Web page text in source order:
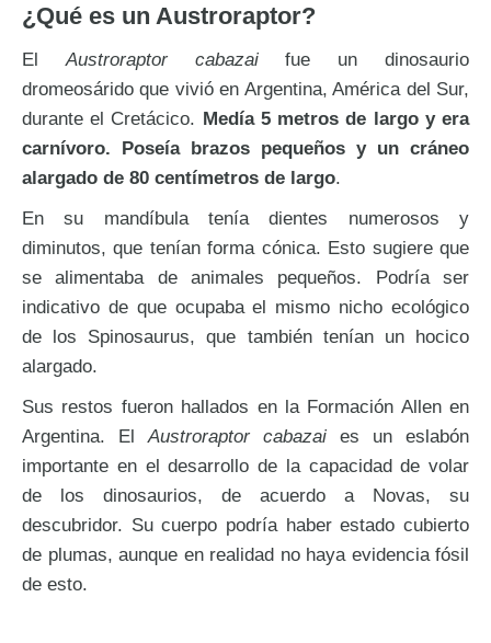
¿Qué es un Austroraptor?
ElAustroraptor cabazaifue un dinosaurio
dromeosárido que vivió en Argentina, América del Sur,
durante el Cretácico. Medía 5 metros de largo y era
carnívoro. Poseía brazos pequeños y un cráneo
alargado de 80 centímetros de largo.
En su mandíbula tenía dientes numerosos y
diminutos, que tenían forma cónica. Esto sugiere que
se alimentaba de animales pequeños. Podría ser
indicativo de que ocupaba el mismo nicho ecológico
de los Spinosaurus, que también tenían un hocico
alargado.
Sus restos fueron hallados en la Formación Allen en
Argentina. ElAustroraptor cabazai es un eslabón
importante en el desarrollo de la capacidad de volar
de los dinosaurios, de acuerdo a Novas, su
descubridor. Su cuerpo podría haber estado cubierto
de plumas, aunque en realidad no haya evidencia fósil
de esto.